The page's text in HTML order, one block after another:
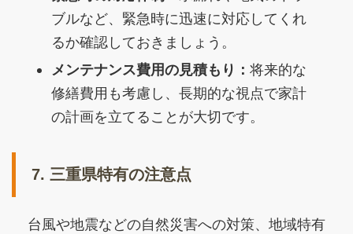
ブルなど、緊急時に迅速に対応してくれ
るか確認しておきましょう。
メンテナンス費用の見積もり： 将来的な
修繕費用も考慮し、長期的な視点で家計
の計画を立てることが大切です。
7. 三重県特有の注意点
台風や地震などの自然災害への対策、地域特有